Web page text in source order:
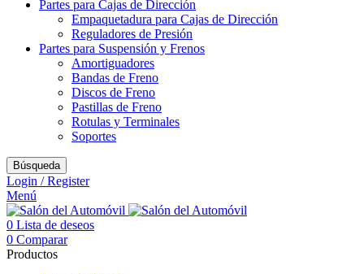
Partes para Cajas de Dirección
Empaquetadura para Cajas de Dirección
Reguladores de Presión
Partes para Suspensión y Frenos
Amortiguadores
Bandas de Freno
Discos de Freno
Pastillas de Freno
Rotulas y Terminales
Soportes
Búsqueda
Login / Register
Menú
0 Lista de deseos
0 Comparar
Productos